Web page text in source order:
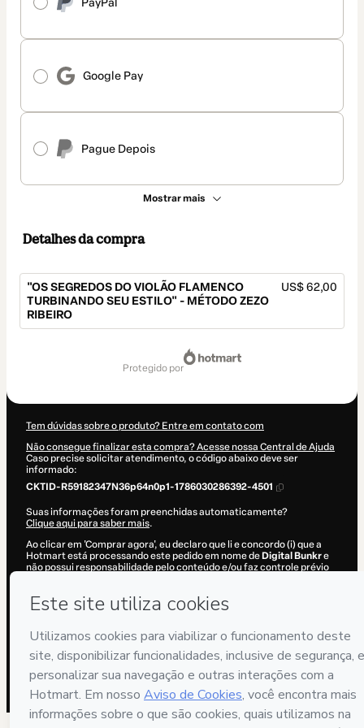
Google Pay
Pague Depois
Mostrar mais
Detalhes da compra
"OS SEGREDOS DO VIOLÃO FLAMENCO
TURBINANDO SEU ESTILO" - MÉTODO ZEZO
RIBEIRO
US$ 62,00
protegido por
Tem dúvidas sobre o produto? Entre em contato com
Não consegue finalizar esta compra? Acesse nossa Central de Ajuda
Caso precise solicitar atendimento, o código abaixo deve ser
informado:
CKTID-R59182347N36p64n0p1-1786030286392-4501
Suas informações foram preenchidas automaticamente?
Clique aqui para saber mais.
Ao clicar em 'Comprar agora', eu declaro que li e concordo (i) que a
Hotmart está processando este pedido em nome de Digital Bunkre
não possui responsabilidade pelo conteúdo e/ou faz controle prévio
acompanhado por um responsável legal.
Hotmart © 2026- Todos os direitos reservados
2026-08-06T15:31:28.325Z REF.